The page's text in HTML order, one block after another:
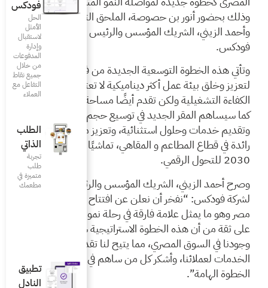
فودكس
الحل
الأمثل
لاستقبال
من خلال
جميع نقاط
التفاعل مع
العملاء
الطلب
الذاتي
طلب
مطعمك‎
تطبيق
التجاري السعودي،
والرئيس التنفيذي لشركة
من فودكس مصر
لا تعتمد فقط على
أيضًا مساحة لدعم موظفيها.
حجم أعمال الشركة
وتعزيز مكانتها كشركة
تماشيًا مع رؤية مصر
والرئيس التنفيذي
افتتاح مقرنا الجديد في
رحلة نمونا المستمرة. نحن
ستعزز بشكل كبير
لنا تقديم أفضل
ساهم في الوصول لهذه